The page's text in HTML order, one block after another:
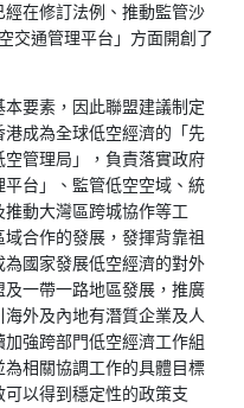
在修訂法例、推動監管沙
交通管理平台」方面開創了
要素，因此聯盟建議制定
成為全球低空經濟的「先
管理局」，負責落實政府
台」、監管低空空域、統
動大灣區跨城協作等工
合作的發展，發揮背靠祖
國家發展低空經濟的對外
一帶一路地區發展，推廣
外及內地有潛質企業及人
強跨部門低空經濟工作組
相關協調工作的具體目標
以得到穩定性的政策支